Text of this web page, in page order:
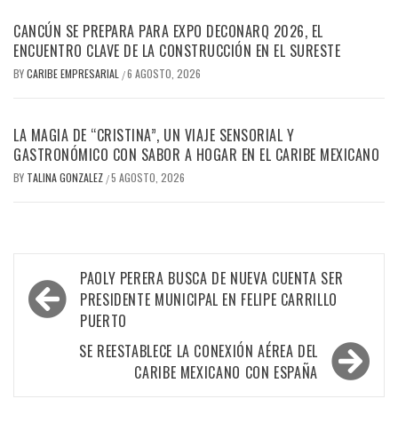
CANCÚN SE PREPARA PARA EXPO DECONARQ 2026, EL
ENCUENTRO CLAVE DE LA CONSTRUCCIÓN EN EL SURESTE
BYCARIBE EMPRESARIAL /6 AGOSTO, 2026
LA MAGIA DE “CRISTINA”, UN VIAJE SENSORIAL Y
GASTRONÓMICO CON SABOR A HOGAR EN EL CARIBE MEXICANO
BY TALINA GONZALEZ /5 AGOSTO, 2026
Navegación
de
entradas
PAOLY PERERA BUSCA DE NUEVA CUENTA SER
PRESIDENTE MUNICIPAL EN FELIPE CARRILLO
PUERTO
SE REESTABLECE LA CONEXIÓN AÉREA DEL
CARIBE MEXICANO CON ESPAÑA